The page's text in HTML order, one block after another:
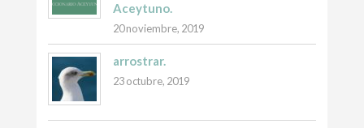
Aceytuno.
20 noviembre, 2019
arrostrar.
23 octubre, 2019